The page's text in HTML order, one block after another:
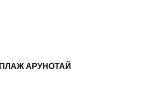
ПЛАЖ АРУНОТАЙ